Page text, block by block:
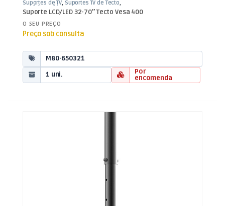
Suportes de TV, Suportes TV de Tecto,
TV Aúdio e Vídeo
Suporte LCD/LED 32-70″ Tecto Vesa 400
O SEU PREÇO
Preço sob consulta
M80-650321
1 uni.
Por
encomenda